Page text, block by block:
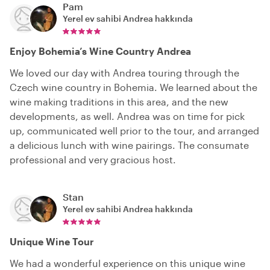
Pam
Yerel ev sahibi Andrea hakkında
Enjoy Bohemia’s Wine Country Andrea
We loved our day with Andrea touring through the
Czech wine country in Bohemia. We learned about the
wine making traditions in this area, and the new
developments, as well. Andrea was on time for pick
up, communicated well prior to the tour, and arranged
a delicious lunch with wine pairings. The consumate
professional and very gracious host.
Stan
Yerel ev sahibi Andrea hakkında
Unique Wine Tour
We had a wonderful experience on this unique wine